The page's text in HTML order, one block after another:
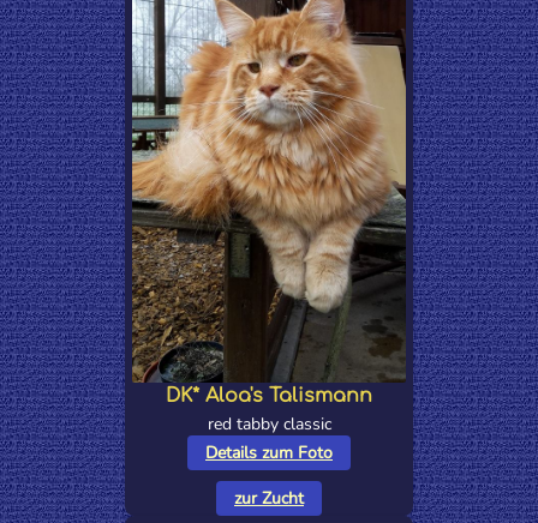
DK* Aloa's Talismann
red tabby classic
Details zum Foto
zur Zucht